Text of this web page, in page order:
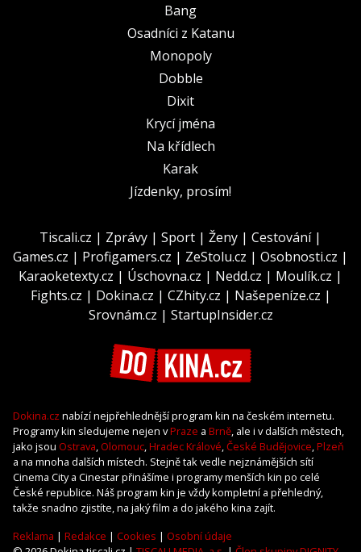
Bang
Osadníci z Katanu
Monopoly
Dobble
Dixit
Krycí jména
Na křídlech
Karak
Jízdenky, prosím!
Tiscali.cz | Zprávy | Sport | Ženy | Cestování|
Games.cz | Profigamers.cz | ZeStolu.cz | Osobnosti.cz |
Karaoketexty.cz | Úschovna.cz | Nedd.cz | Moulík.cz |
Fights.cz | Dokina.cz | CZhity.cz | Našepeníze.cz |
Srovnám.cz | StartupInsider.cz
Dokina.cz nabízí nejpřehlednější program kin na českém internetu.
Programy kin sledujeme nejen vPraze a Brně, ale i v dalších městech,
jako jsou Ostrava, Olomouc,Hradec Králové,České Budějovice,Plzeň
a na mnoha dalších místech. Stejně tak vedle nejznámějších sítí
Cinema City a Cinestar přinášíme i programy menších kin po celé
České republice. Náš program kin je vždy kompletní a přehledný,
takže snadno zjistíte, na jaký film a do jakého kina zajít.
Reklama | Redakce | Cookies | Osobní údaje